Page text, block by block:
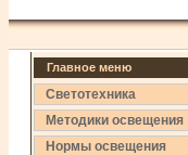
Главное меню
Светотехника
Методики освещения
Нормы освещения